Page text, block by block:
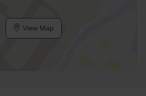
View Map